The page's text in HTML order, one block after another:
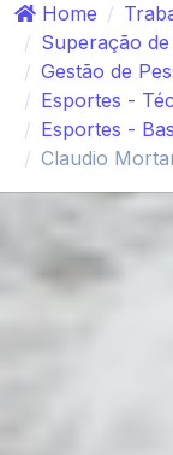
Home
Superação
Gestão de
Esportes -
Esportes -
Claudio